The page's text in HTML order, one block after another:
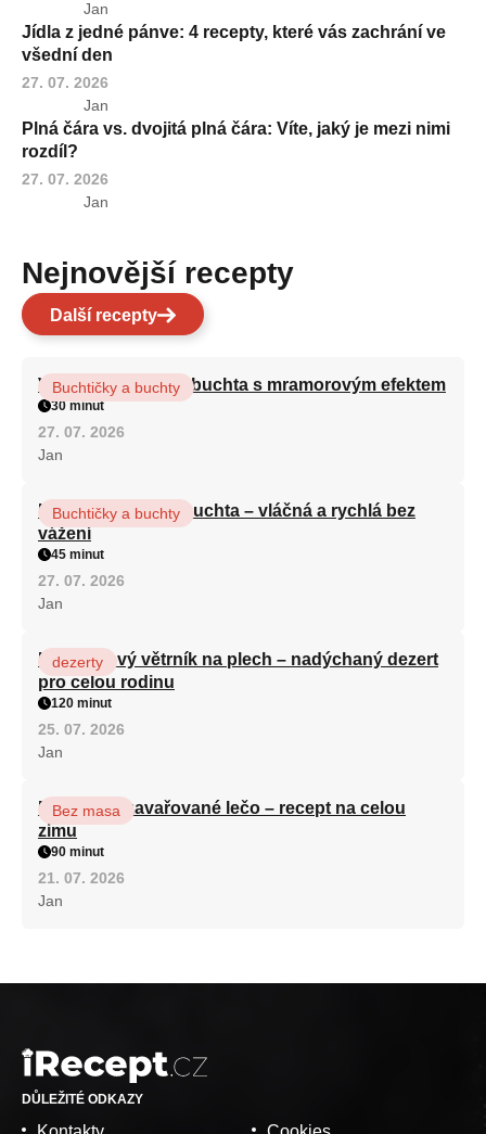
Jan
Jídla z jedné pánve: 4 recepty, které vás zachrání ve
všední den
27. 07. 2026
Jan
Plná čára vs. dvojitá plná čára: Víte, jaký je mezi nimi
rozdíl?
27. 07. 2026
Jan
Nejnovější recepty
Další recepty
Vláčná olejová litá buchta s mramorovým efektem
Buchtičky a buchty
30 minut
27. 07. 2026
Jan
Hrnková maková buchta – vláčná a rychlá bez
vážení
Buchtičky a buchty
45 minut
27. 07. 2026
Jan
Karamelový větrník na plech – nadýchaný dezert
pro celou rodinu
dezerty
120 minut
25. 07. 2026
Jan
Babiččino zavařované lečo – recept na celou
zimu
Bez masa
90 minut
21. 07. 2026
Jan
DŮLEŽITÉ ODKAZY